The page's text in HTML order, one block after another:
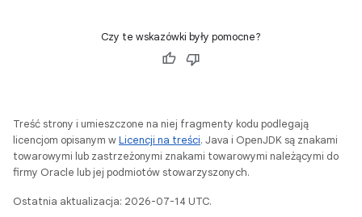
Czy te wskazówki były pomocne?
Treść strony i umieszczone na niej fragmenty kodu podlegają
licencjom opisanym wLicencji na treści. Java i OpenJDK są znakami
towarowymi lub zastrzeżonymi znakami towarowymi należącymi do
firmy Oracle lub jej podmiotów stowarzyszonych.
Ostatnia aktualizacja: 2026-07-14 UTC.